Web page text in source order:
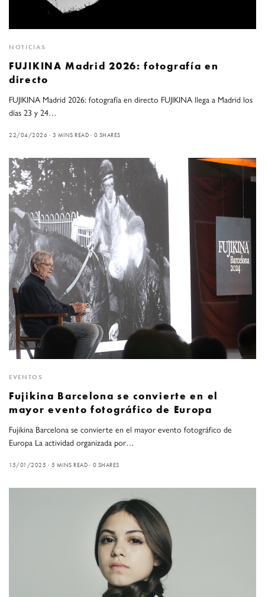
NOTICIAS
FUJIKINA Madrid 2026: fotografía en
directo
FUJIKINA Madrid 2026: fotografía en directo FUJIKINA llega a Madrid los
días 23 y 24…
22/04/2026 3 MINS READ 0 SHARES
EVENTOS
Fujikina Barcelona se convierte en el
mayor evento fotográfico de Europa
Fujikina Barcelona se convierte en el mayor evento fotográfico de
Europa La actividad organizada por…
15/01/2025 5 MINS READ 0 SHARES